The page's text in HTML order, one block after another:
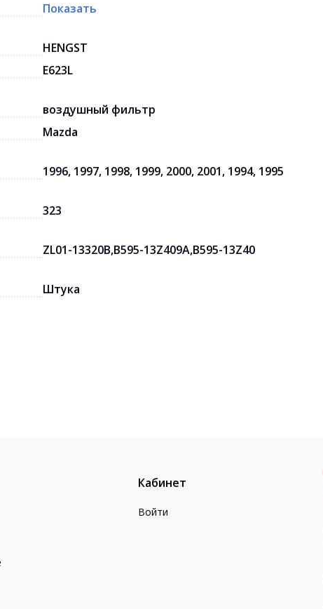
Показать
HENGST
E623L
воздушный фильтр
Mazda
1996, 1997, 1998, 1999, 2000, 2001, 1994, 1995
323
ZL01-13320B,B595-13Z409A,B595-13Z40
Штука
Кабинет
Войти